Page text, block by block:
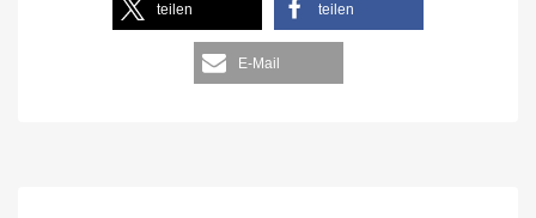
teilen teilen
E-Mail